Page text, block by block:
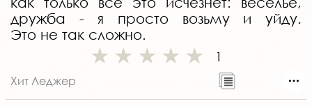
дружба - я просто возьму и уйду.
Это не так сложно.
1
Хит Леджер